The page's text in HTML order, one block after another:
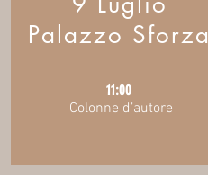
Palazzo Sforza
11:00
Colonne d’autore